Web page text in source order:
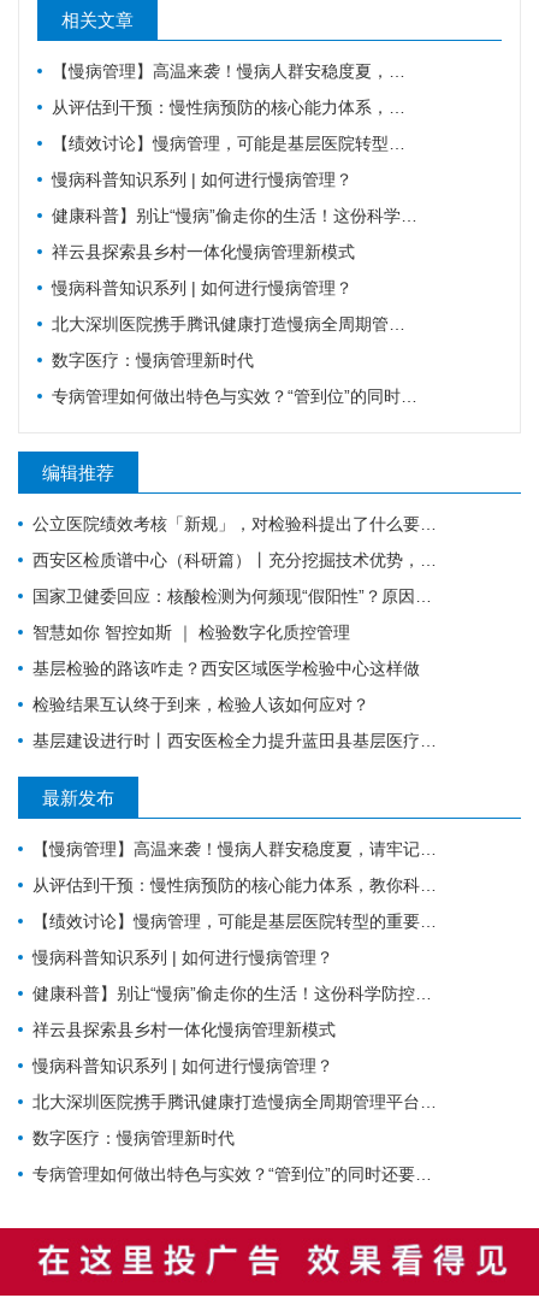
相关文章
【慢病管理】高温来袭！慢病人群安稳度夏，请牢记这6件事。
从评估到干预：慢性病预防的核心能力体系，教你科学管理健康
【绩效讨论】慢病管理，可能是基层医院转型的重要入口？！
慢病科普知识系列 | 如何进行慢病管理？
健康科普】别让“慢病”偷走你的生活！这份科学防控指南请收好
祥云县探索县乡村一体化慢病管理新模式
慢病科普知识系列 | 如何进行慢病管理？
北大深圳医院携手腾讯健康打造慢病全周期管理平台，已落地超百家社康中心
数字医疗：慢病管理新时代
专病管理如何做出特色与实效？“管到位”的同时还要“强内涵”
编辑推荐
公立医院绩效考核「新规」，对检验科提出了什么要求？
西安区检质谱中心（科研篇）丨充分挖掘技术优势，让“临床+科研”一加一大于二
国家卫健委回应：核酸检测为何频现“假阳性”？原因值得所有检验人警惕！
智慧如你 智控如斯 ｜ 检验数字化质控管理
基层检验的路该咋走？西安区域医学检验中心这样做
检验结果互认终于到来，检验人该如何应对？
基层建设进行时丨西安医检全力提升蓝田县基层医疗服务能力
最新发布
【慢病管理】高温来袭！慢病人群安稳度夏，请牢记这6件事。
从评估到干预：慢性病预防的核心能力体系，教你科学管理健康
【绩效讨论】慢病管理，可能是基层医院转型的重要入口？！
慢病科普知识系列 | 如何进行慢病管理？
健康科普】别让“慢病”偷走你的生活！这份科学防控指南请收好
祥云县探索县乡村一体化慢病管理新模式
慢病科普知识系列 | 如何进行慢病管理？
北大深圳医院携手腾讯健康打造慢病全周期管理平台，已落地超百家社康中心
数字医疗：慢病管理新时代
专病管理如何做出特色与实效？“管到位”的同时还要“强内涵”